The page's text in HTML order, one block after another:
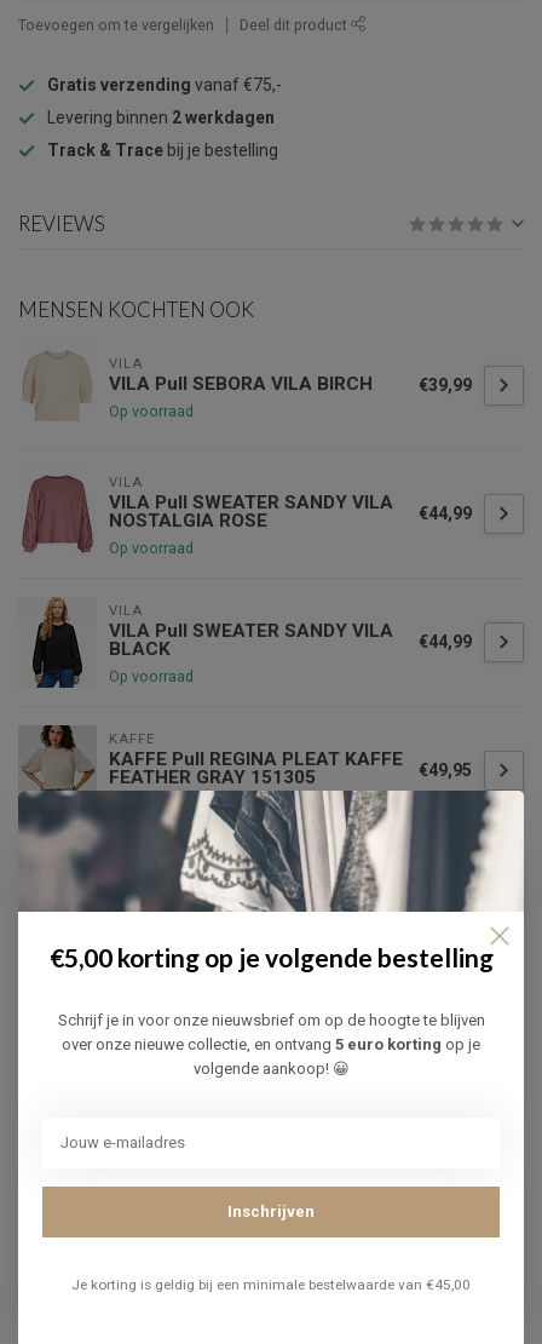
Toevoegen om te vergelijken Deel dit product
Gratis verzending vanaf €75,-
Levering binnen 2 werkdagen
Track & Trace bij je bestelling
REVIEWS
MENSEN KOCHTEN OOK
VILA
VILA Pull SEBORA VILA BIRCH
Op voorraad
€39,99
VILA
VILA Pull SWEATER SANDY VILA
NOSTALGIA ROSE
Op voorraad
€44,99
VILA
VILA Pull SWEATER SANDY VILA
BLACK
Op voorraad
€44,99
KAFFE
KAFFE Pull REGINA PLEAT KAFFE
FEATHER GRAY 151305
Op voorraad
€49,95
GARCIA Pull GARCIA WHITECAP
WINE
€59,99
ADVIES BIJ DIT PRODUCT?
Of heb je hulp nodig bij je bestelling? Neem contact op met
onze klantenservice viainfo@infinityfashion.be
RECENT BEKEKEN
€5,00 korting op je volgende bestelling
Schrijf je in voor onze nieuwsbrief om op de hoogte te blijven
over onze nieuwe collectie, en ontvang 5 euro korting op je
volgende aankoop! 😀
Inschrijven
Je korting is geldig bij een minimale bestelwaarde van €45,00